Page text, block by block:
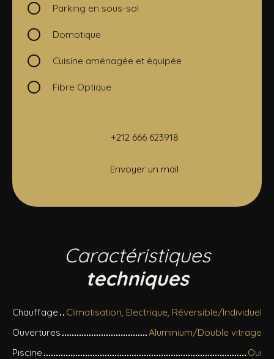
Parking en sous-sol
Domotique
Cuisine aménagée et équipée
Fibre Optique
+212 666 623918
Envoyer un mail
Caractéristiques
techniques
Chauffage
Climatisation, Electrique, Réversible/Individuel
Ouvertures
Aluminium/Double vitrage
Piscine
Oui